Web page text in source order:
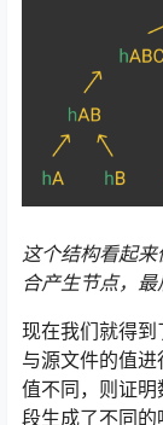
这个结构看起
合产生节点，最
现在我们就得
与源文件的值
值不同，则证
段生成了不同